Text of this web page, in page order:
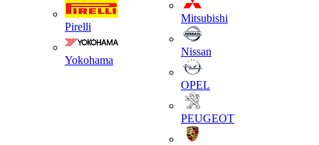
Pirelli
Yokohama
Mitsubishi
Nissan
OPEL
PEUGEOT